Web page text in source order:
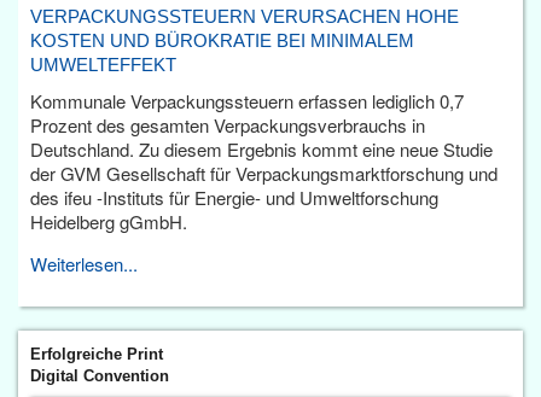
VERPACKUNGSSTEUERN VERURSACHEN HOHE
KOSTEN UND BÜROKRATIE BEI MINIMALEM
UMWELTEFFEKT
Kommunale Verpackungssteuern erfassen lediglich 0,7
Prozent des gesamten Verpackungsverbrauchs in
Deutschland. Zu diesem Ergebnis kommt eine neue Studie
der GVM Gesellschaft für Verpackungsmarktforschung und
des ifeu -Instituts für Energie- und Umweltforschung
Heidelberg gGmbH.
Weiterlesen...
Erfolgreiche Print
Digital Convention